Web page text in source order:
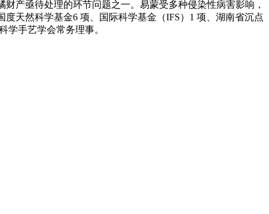
产亟待处理的环节问题之一。易蒙受多种侵染性病害影响，
天然科学基金6 项、国际科学基金（IFS）1 项、湖南省沉点
学手艺学会常务理事。